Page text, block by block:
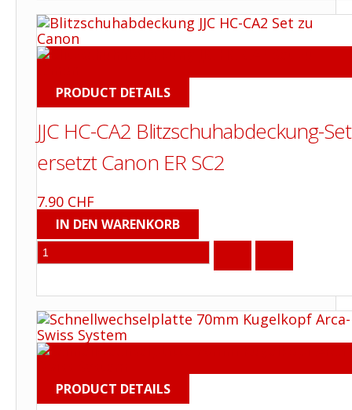
PRODUCT DETAILS
JJC HC-CA2 Blitzschuhabdeckung-Set
ersetzt Canon ER SC2
7.90 CHF
PRODUCT DETAILS